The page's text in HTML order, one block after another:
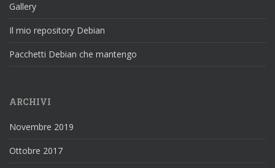
Gallery
Il mio repository Debian
Pacchetti Debian che mantengo
ARCHIVI
Novembre 2019
Ottobre 2017